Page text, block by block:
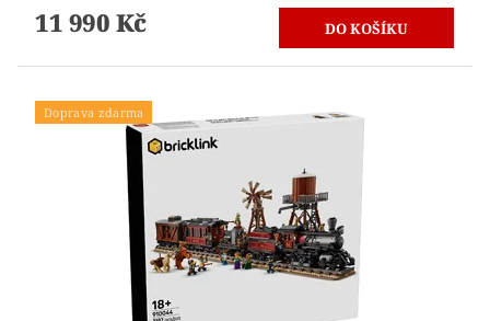
11 990 Kč
Doprava zdarma